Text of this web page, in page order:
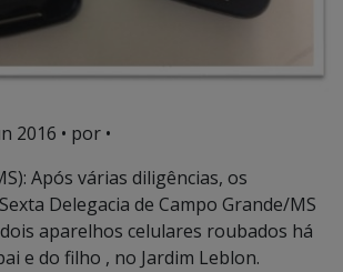
2016 • por •
Após várias diligências, os
Delegacia de Campo Grande/MS
aparelhos celulares roubados há
e do filho , no Jardim Leblon.